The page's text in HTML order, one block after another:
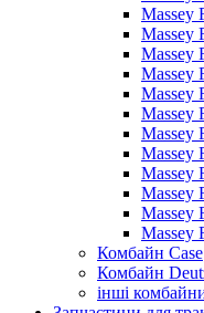
Massey
Massey
Massey
Massey
Massey
Massey
Massey
Massey
Massey
Massey
Massey
Massey
Комбайн Case
Комбайн
інші